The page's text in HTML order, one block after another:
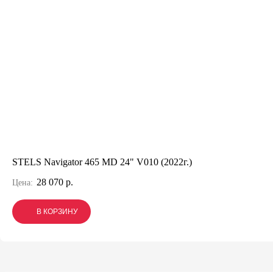
STELS Navigator 465 MD 24" V010 (2022г.)
Цена: 28 070 р.
В КОРЗИНУ
В КОРЗИНУ
В КОРЗИНУ